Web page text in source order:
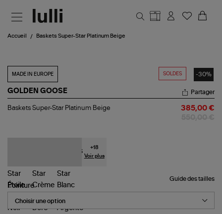
Accueil Baskets Super-Star Platinum Beige
SOLDES -30%
MADE IN EUROPE
GOLDEN GOOSE
Baskets
Partager
Baskets Super-Star Platinum Beige 385,00 €
+18
Voir plus
Guide des tailles
Pointure